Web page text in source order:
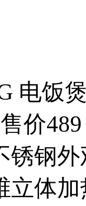
电饭
价
锈钢
立体